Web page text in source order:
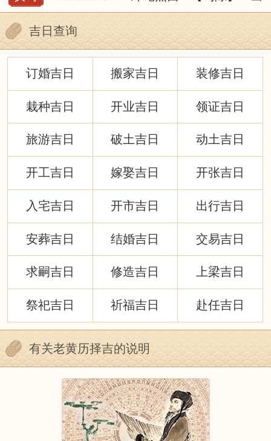
吉日查询
订婚吉日 搬家吉日 装修吉日
栽种吉日 开业吉日 领证吉日
旅游吉日 破土吉日 动土吉日
开工吉日 嫁娶吉日 开张吉日
入宅吉日 开市吉日 出行吉日
安葬吉日 结婚吉日 交易吉日
求嗣吉日 修造吉日 上梁吉日
祭祀吉日 祈福吉日 赴任吉日
有关老黄历择吉的说明